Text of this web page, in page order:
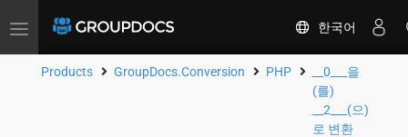
Toggle
한국어
Products GroupDocs.Conversion PHP
__0___을
(를)
__2___(으)
로 변환